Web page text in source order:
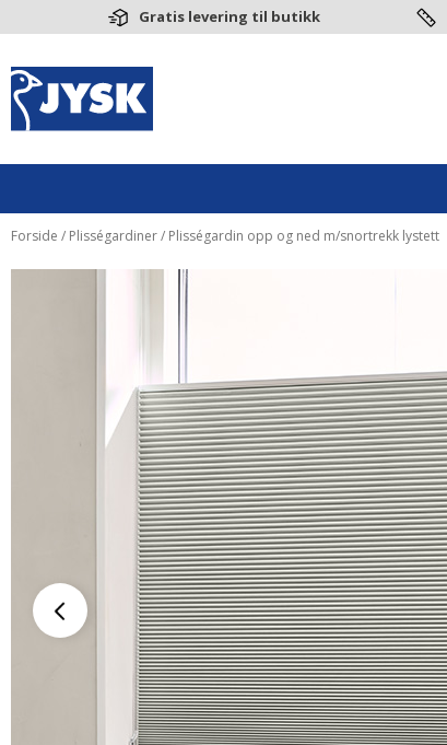
Gratis levering til butikk
Forside / Plisségardiner/ Plisségardin opp og ned m/snortrekk lystett